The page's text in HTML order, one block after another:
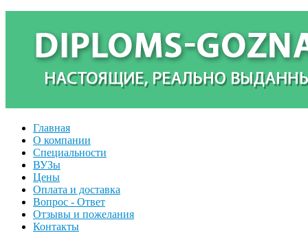
Главная
О компании
Специальности
ВУЗы
Цены
Оплата и доставка
Вопрос - Ответ
Отзывы и пожелания
Контакты